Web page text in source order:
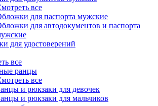
все
для паспорта мужские
для автодокументов и паспорта
для удостоверений
все
ранцы
все
и рюкзаки для девочек
и рюкзаки для мальчиков